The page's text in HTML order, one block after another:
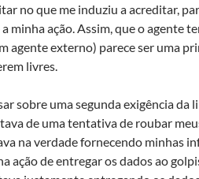
no que me induziu a acreditar,
ação. Assim, que o agente
agente externo) parece ser uma
livres.
sobre uma segunda exigência da
de uma tentativa de roubar
na verdade fornecendo minhas
ação de entregar os dados ao